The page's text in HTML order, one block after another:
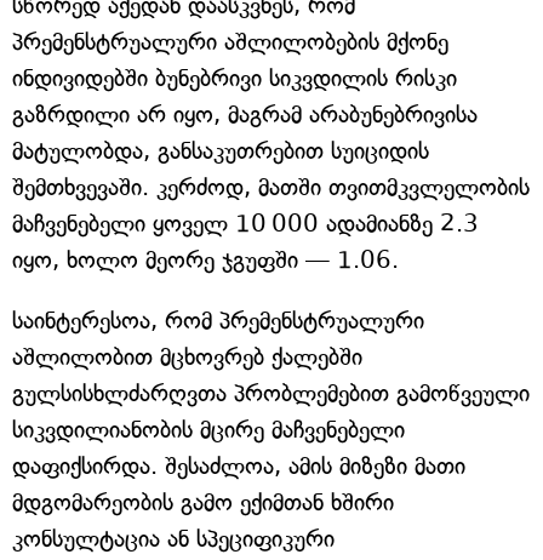
სწორედ აქედან დაასკვნეს, რომ
პრემენსტრუალური აშლილობების მქონე
ინდივიდებში ბუნებრივი სიკვდილის რისკი
გაზრდილი არ იყო, მაგრამ არაბუნებრივისა
მატულობდა, განსაკუთრებით სუიციდის
შემთხვევაში. კერძოდ, მათში თვითმკვლელობის
მაჩვენებელი ყოველ 10 000 ადამიანზე 2.3
იყო, ხოლო მეორე ჯგუფში — 1.06.
საინტერესოა, რომ პრემენსტრუალური
აშლილობით მცხოვრებ ქალებში
გულსისხლძარღვთა პრობლემებით გამოწვეული
სიკვდილიანობის მცირე მაჩვენებელი
დაფიქსირდა. შესაძლოა, ამის მიზეზი მათი
მდგომარეობის გამო ექიმთან ხშირი
კონსულტაცია ან სპეციფიკური